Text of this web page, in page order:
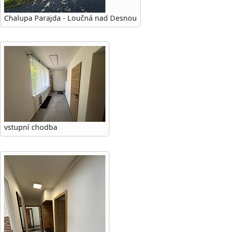
Chalupa Parajda - Loučná nad Desnou
vstupní chodba